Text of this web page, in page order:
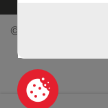
©Meubles Atlas /